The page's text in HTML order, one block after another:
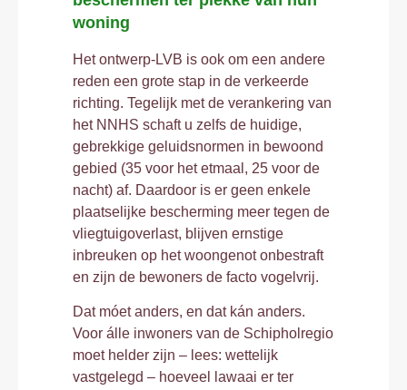
woning
Het ontwerp-LVB is ook om een andere
reden een grote stap in de verkeerde
richting. Tegelijk met de verankering van
het NNHS schaft u zelfs de huidige,
gebrekkige geluidsnormen in bewoond
gebied (35 voor het etmaal, 25 voor de
nacht) af. Daardoor is er geen enkele
plaatselijke bescherming meer tegen de
vliegtuigoverlast, blijven ernstige
inbreuken op het woongenot onbestraft
en zijn de bewoners de facto vogelvrij.
Dat móet anders, en dat kán anders.
Voor álle inwoners van de Schipholregio
moet helder zijn – lees: wettelijk
vastgelegd – hoeveel lawaai er ter